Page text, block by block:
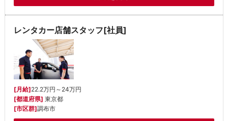
レンタカー店舗スタッフ[社員]
[月給]22.2万円～24万円
[都道府県] 東京都
[市区群]調布市